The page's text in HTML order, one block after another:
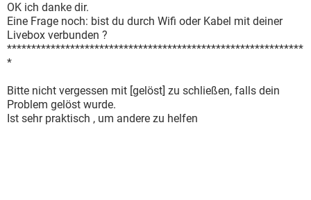
OK ich danke dir.
Eine Frage noch: bist du durch Wifi oder Kabel mit deiner
Livebox verbunden ?
*************************************************************
*
Bitte nicht vergessen mit [gelöst] zu schließen, falls dein
Problem gelöst wurde.
Ist sehr praktisch , um andere zu helfen